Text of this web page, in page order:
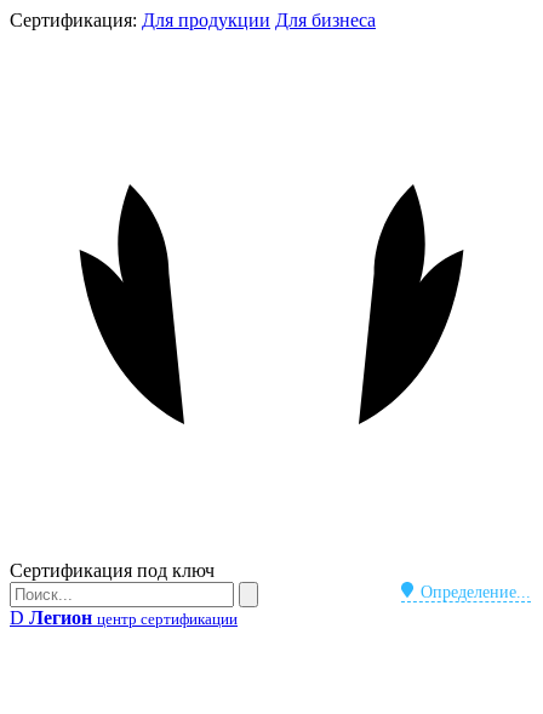
Сертификация: Для продукции Для бизнеса
Бейдж
Сертификация под ключ
Определение...
Поиск
Поиск
D Легион центр сертификации